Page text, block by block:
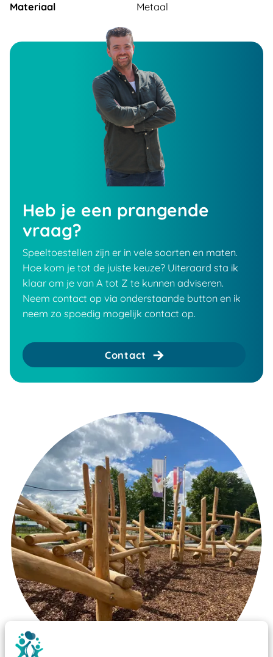
Materiaal
Metaal
Heb je een prangende
vraag?
Speeltoestellen zijn er in vele soorten en maten.
Hoe kom je tot de juiste keuze? Uiteraard sta ik
klaar om je van A tot Z te kunnen adviseren.
Neem contact op via onderstaande button en ik
neem zo spoedig mogelijk contact op.
Contact